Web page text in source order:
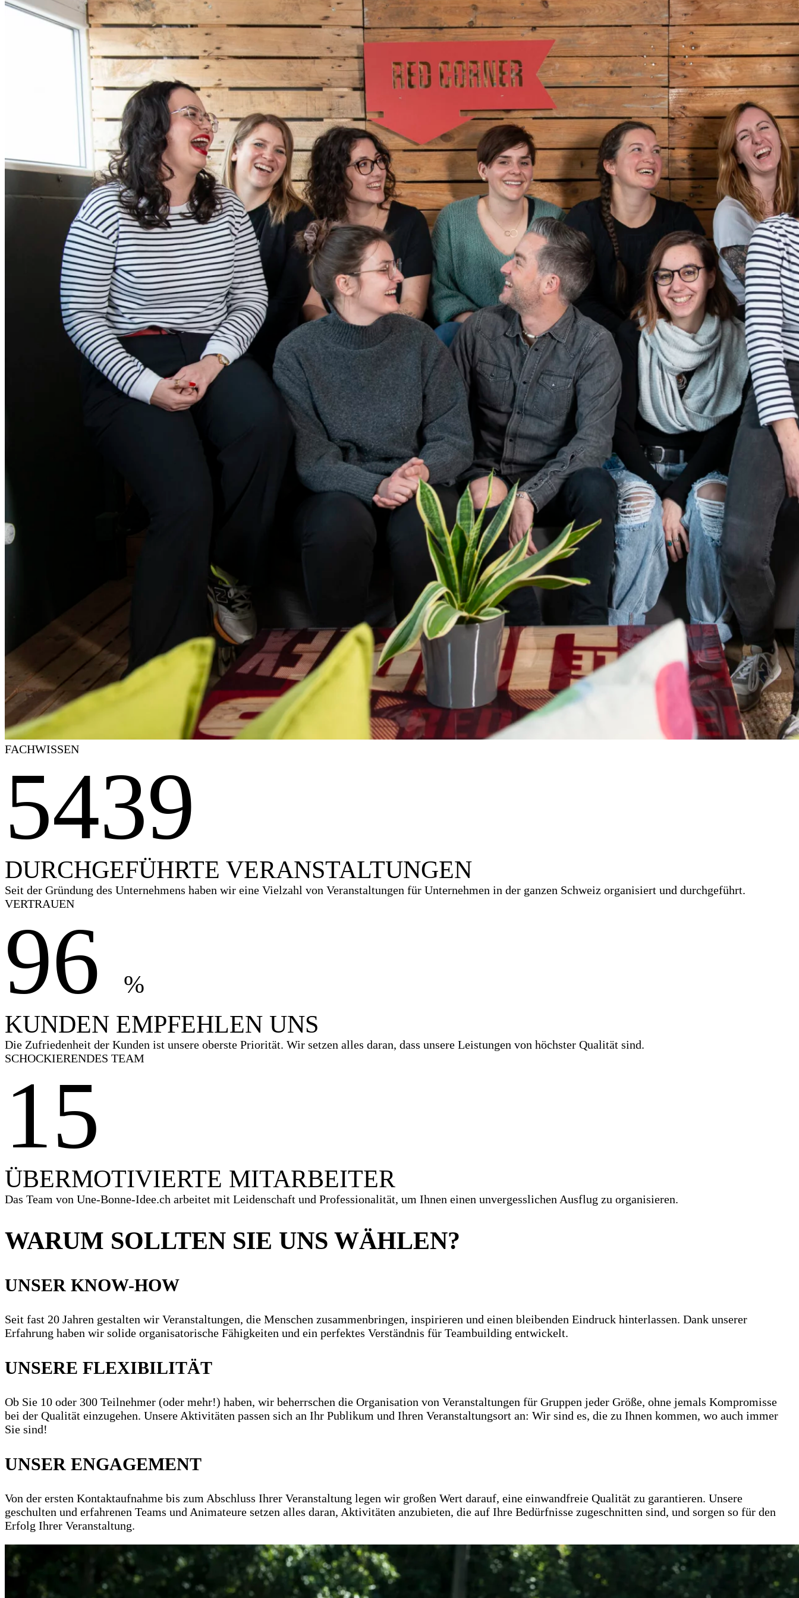
FACHWISSEN
4
5
0
4
0
3
0
9
DURCHGEFÜHRTE VERANSTALTUNGEN
Seit der Gründung des Unternehmens haben wir eine Vielzahl von Veranstaltungen für Unternehmen in der ganzen Schweiz organisiert und durchgeführt.
VERTRAUEN
8
9
0
6
%
KUNDEN EMPFEHLEN UNS
Die Zufriedenheit der Kunden ist unsere oberste Priorität. Wir setzen alles daran, dass unsere Leistungen von höchster Qualität sind.
SCHOCKIERENDES TEAM
1
0
5
ÜBERMOTIVIERTE MITARBEITER
Das Team von Une-Bonne-Idee.ch arbeitet mit Leidenschaft und Professionalität, um Ihnen einen unvergesslichen Ausflug zu organisieren.
WARUM SOLLTEN SIE UNS WÄHLEN?
UNSER KNOW-HOW
Seit fast 20 Jahren gestalten wir Veranstaltungen, die Menschen zusammenbringen, inspirieren und einen bleibenden Eindruck hinterlassen. Dank unserer
Erfahrung haben wir solide organisatorische Fähigkeiten und ein perfektes Verständnis für Teambuilding entwickelt.
UNSERE FLEXIBILITÄT
Ob Sie 10 oder 300 Teilnehmer (oder mehr!) haben, wir beherrschen die Organisation von Veranstaltungen für Gruppen jeder Größe, ohne jemals Kompromisse
bei der Qualität einzugehen. Unsere Aktivitäten passen sich an Ihr Publikum und Ihren Veranstaltungsort an: Wir sind es, die zu Ihnen kommen, wo auch immer
Sie sind!
UNSER ENGAGEMENT
Von der ersten Kontaktaufnahme bis zum Abschluss Ihrer Veranstaltung legen wir großen Wert darauf, eine einwandfreie Qualität zu garantieren. Unsere
geschulten und erfahrenen Teams und Animateure setzen alles daran, Aktivitäten anzubieten, die auf Ihre Bedürfnisse zugeschnitten sind, und sorgen so für den
Erfolg Ihrer Veranstaltung.